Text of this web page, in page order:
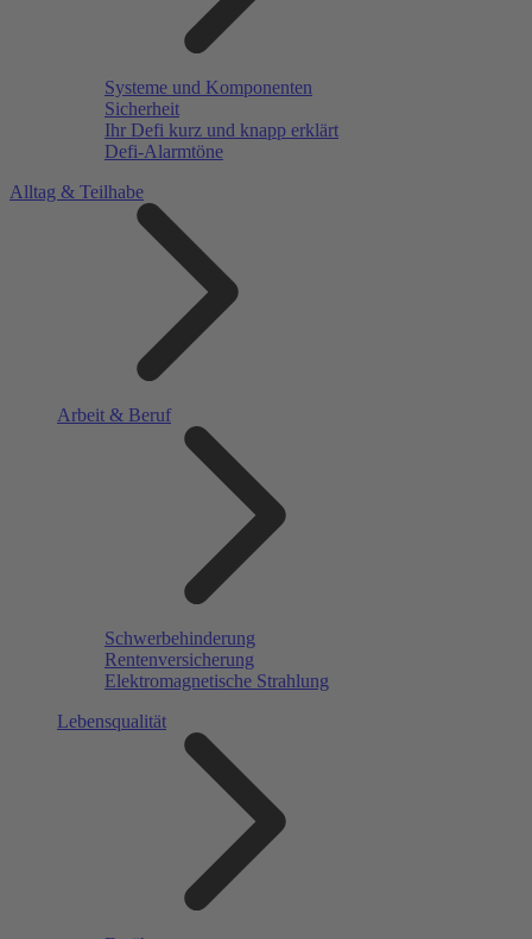
Systeme und Komponenten
Sicherheit
Ihr Defi kurz und knapp erklärt
Defi-Alarmtöne
Alltag & Teilhabe
Arbeit & Beruf
Schwerbehinderung
Rentenversicherung
Elektromagnetische Strahlung
Lebensqualität